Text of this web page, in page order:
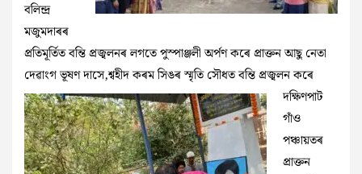
বলিন্দ্ৰ
মজুমদাৰৰ
প্ৰতিমূৰ্তিত বন্তি প্ৰজ্বলনৰ লগতে পুস্পাঞ্জলী অৰ্পণ কৰে প্ৰাক্তন আছু নেতা
দেৱাংগ ভূষণ দাসে,শ্বহীদ কৰম সিঙৰ স্মৃতি সৌধত বন্তিপ্ৰজ্বলন কৰে
দক্ষিণপাট
গাঁও
পঞ্চায়তৰ
প্ৰাক্তন